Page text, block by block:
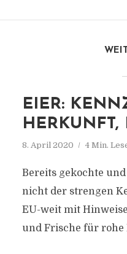
EIER:
HERKUNFT,
8. April 2020 4 Min.
Bereits gekochte
nicht der strengen
EU-weit mit
und Frische für rohe